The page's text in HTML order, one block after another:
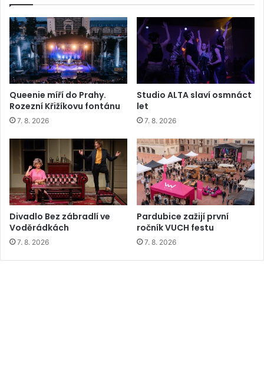
Queenie míří do Prahy.
Rozezní Křižíkovu fontánu
7. 8. 2026
Studio ALTA slaví osmnáct
let
7. 8. 2026
Divadlo Bez zábradlí ve
Voděrádkách
7. 8. 2026
Pardubice zažijí první
ročník VUCH festu
7. 8. 2026